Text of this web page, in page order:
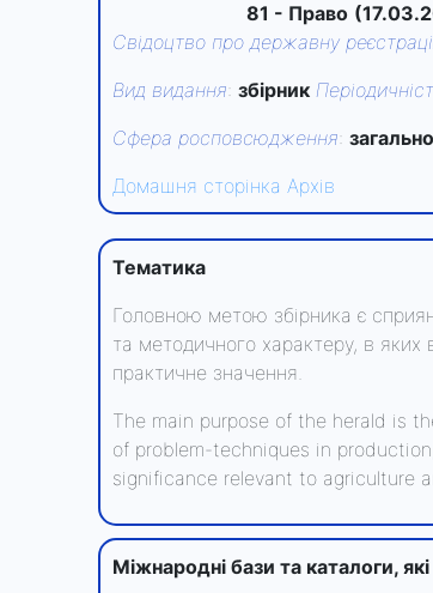
81 - Право
Свідоцтво про державну
Вид видання: збірник
Сфера росповсюдження:
Домашня сторінка Архів
Тематика
Головною метою збірника є
та методичного характеру, в
практичне значення.
The main purpose of the herald is
of problem-techniques in
significance relevant to agriculture
Міжнародні бази та каталоги,